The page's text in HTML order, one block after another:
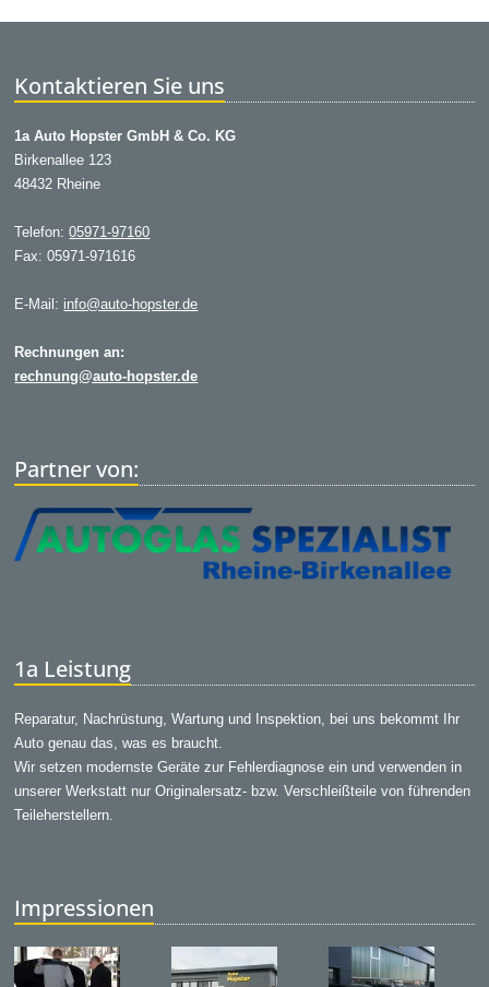
Kontaktieren Sie uns
1a Auto Hopster GmbH & Co. KG
Birkenallee 123
48432 Rheine
Telefon:05971-97160
Fax: 05971-971616
E-Mail: info@auto-hopster.de
Rechnungen an:
rechnung@auto-hopster.de
Partner von:
1a Leistung
Reparatur, Nachrüstung, Wartung und Inspektion, bei uns bekommt Ihr
Auto genau das, was es braucht.
Wir setzen modernste Geräte zur Fehlerdiagnose ein und verwenden in
unserer Werkstatt nur Originalersatz- bzw. Verschleißteile von führenden
Teileherstellern.
Impressionen